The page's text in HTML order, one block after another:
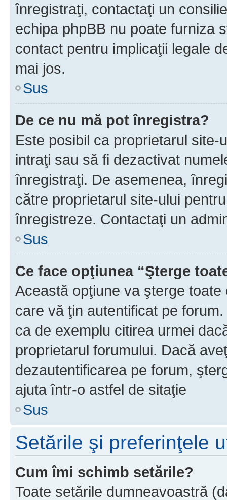
înregistraţi, contactaţi un
echipa phpBB nu poate furniza
contact pentru implicaţii legale
mai jos.
Sus
De ce nu mă pot înregistra?
Este posibil ca proprietarul
intraţi sau să fi dezactivat
înregistraţi. De asemenea,
către proprietarul site-ului
înregistreze. Contactaţi un
Sus
Ce face opţiunea “Şterge
Această opţiune va şterge
care vă ţin autentificat pe
ca de exemplu citirea urmei
proprietarul forumului. Dacă
dezautentificarea pe forum,
ajuta într-o astfel de sitaţie
Sus
Setările şi preferinţele
Cum îmi schimb setările?
Toate setările dumneavoastră